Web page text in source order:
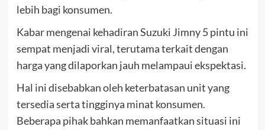
lebih bagi konsumen.
Kabar mengenai kehadiran Suzuki Jimny 5 pintu ini
sempat menjadi viral, terutama terkait dengan
harga yang dilaporkan jauh melampaui ekspektasi.
Hal ini disebabkan oleh keterbatasan unit yang
tersedia serta tingginya minat konsumen.
Beberapa pihak bahkan memanfaatkan situasi ini